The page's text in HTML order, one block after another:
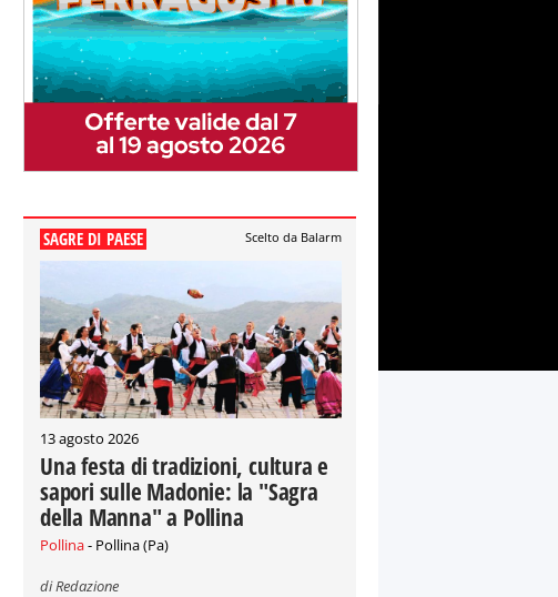
SAGRE DI PAESE Scelto da Balarm
13 agosto 2026
Una festa di tradizioni, cultura e
sapori sulle Madonie: la "Sagra
della Manna" a Pollina
Pollina- Pollina (Pa)
diRedazione